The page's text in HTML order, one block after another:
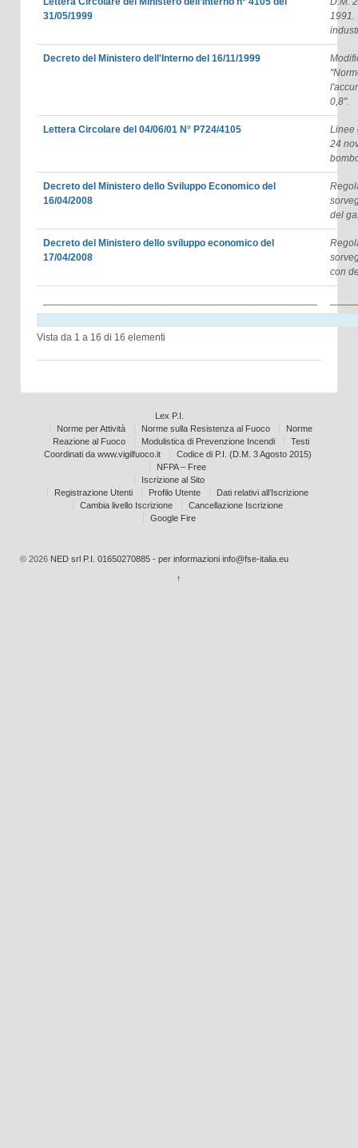
31/05/1999
1991.
Decreto del Ministero dell'Interno del 16/11/1999
0,8".
Lettera Circolare del 04/06/01 N° P724/4105
Linee
24
Decreto del Ministero dello Sviluppo Economico del
16/04/2008
del
Decreto del Ministero dello sviluppo economico del
17/04/2008
con
Vista da 1 a 16 di 16 elementi
Lex P.I.
Norme per Attività
Norme sulla Resistenza al Fuoco
Norme
Reazione al Fuoco
Modulistica di Prevenzione Incendi
Testi
Coordinati da www.vigilfuoco.it
Codice di P.I. (D.M. 3 Agosto 2015)
NFPA – Free
Iscrizione al Sito
Registrazione Utenti
Profilo Utente
Dati relativi all’Iscrizione
Cambia livello Iscrizione
Cancellazione Iscrizione
Google Fire
© 2026 NED srl P.I. 01650270885 - per informazioni info@fse-italia.eu
↑